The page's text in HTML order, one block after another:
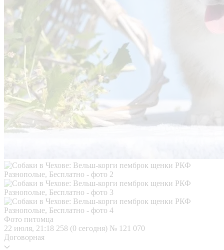
Фото питомца
22 июля, 21:18 258 (0 сегодня) № 121 070
Договорная